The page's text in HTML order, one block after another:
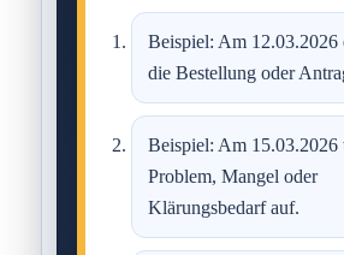
Beispiel: Am 12.03.2026
die Bestellung oder
Beispiel: Am 15.03.2026
Problem, Mangel oder
Klärungsbedarf auf.